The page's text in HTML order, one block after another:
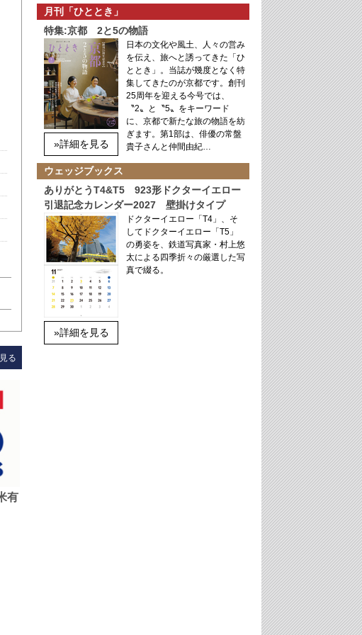
る
有
月刊「ひととき」
特集:京都 2と5の物語
»詳細を見る
日本の文化や風土、人々の営み
を伝え、旅へと誘ってきた「ひ
ととき」。当誌が幾度となく特
集してきたのが京都です。創刊
25周年を迎える今号では、
〝2〟と〝5〟をキーワード
に、京都で新たな旅の物語を紡
ぎます。第1部は、俳優の常盤
貴子さんと仲間由紀…
ウェッジブックス
ありがとうT4&T5 923形ドクターイエロー
引退記念カレンダー2027 壁掛けタイプ
»詳細を見る
ドクターイエロー「T4」、そ
してドクターイエロー「T5」
の勇姿を、鉄道写真家・村上悠
太による四季折々の厳選した写
真で綴る。